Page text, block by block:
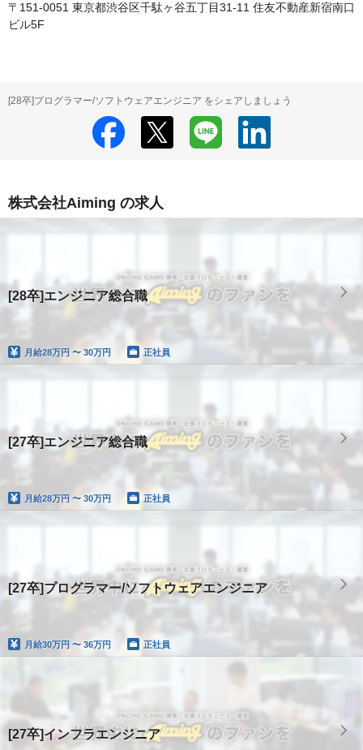
〒151-0051 東京都渋谷区千駄ヶ谷五丁目31-11 住友不動産新宿南口
ビル5F
[28卒]プログラマー/ソフトウェアエンジニア をシェアしましょう
株式会社Aiming の求人
[28卒]エンジニア総合職
月給28万円 〜 30万円 正社員
[27卒]エンジニア総合職
月給28万円 〜 30万円 正社員
[27卒]プログラマー/ソフトウェアエンジニア
月給30万円 〜 36万円 正社員
[27卒]インフラエンジニア